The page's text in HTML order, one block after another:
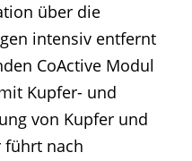
über die
intensiv entfernt
CoActive Modul
Kupfer- und
von Kupfer und
führt nach